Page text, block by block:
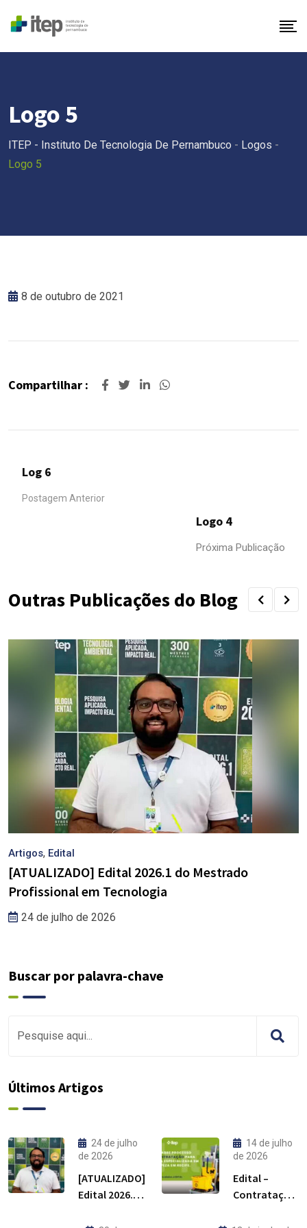
Logo 5
ITEP - Instituto De Tecnologia De Pernambuco - Logos -
Logo 5
8 de outubro de 2021
Compartilhar :
Log 6
Postagem Anterior
Logo 4
Próxima Publicação
Outras Publicações do Blog
Artigos, Edital
[ATUALIZADO] Edital 2026.1 do Mestrado
Profissional em Tecnologia
24 de julho de 2026
Buscar por palavra-chave
Últimos Artigos
24 de julho
de 2026
[ATUALIZADO]
Edital 2026.1
14 de julho
de 2026
Edital –
Contratação